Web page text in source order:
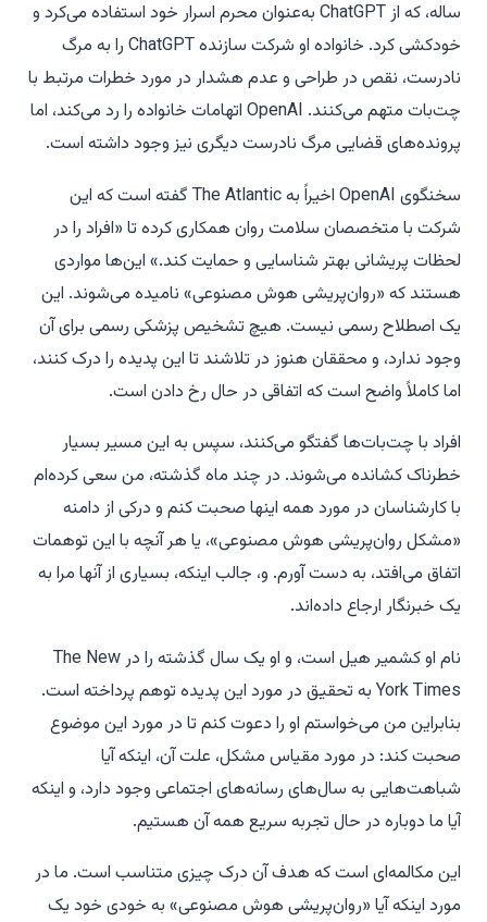
ساله، که از ChatGPT به‌عنوان محرم اسرار خود استفاده می‌کرد و
خودکشی کرد. خانواده او شرکت سازنده ChatGPT را به مرگ
نادرست، نقص در طراحی و عدم هشدار در مورد خطرات مرتبط با
چت‌بات متهم می‌کنند. OpenAI اتهامات خانواده را رد می‌کند، اما
پرونده‌های قضایی مرگ نادرست دیگری نیز وجود داشته است.
سخنگوی OpenAI اخیراً به
The Atlantic گفته است که این
شرکت با متخصصان سلامت روان همکاری کرده تا «افراد را در
لحظات پریشانی بهتر شناسایی و حمایت کند.» این‌ها مواردی
هستند که «روان‌پریشی هوش مصنوعی» نامیده می‌شوند. این
یک اصطلاح رسمی نیست. هیچ تشخیص پزشکی رسمی برای آن
وجود ندارد، و محققان هنوز در تلاشند تا این پدیده را درک کنند،
اما کاملاً واضح است که اتفاقی در حال رخ دادن است.
افراد با چت‌بات‌ها گفتگو می‌کنند، سپس به این مسیر بسیار
خطرناک کشانده می‌شوند. در چند ماه گذشته، من سعی کرده‌ام
با کارشناسان در مورد همه اینها صحبت کنم و درکی از دامنه
«مشکل روان‌پریشی هوش مصنوعی»، یا هر آنچه با این توهمات
اتفاق می‌افتد، به دست آورم. و، جالب اینکه، بسیاری از آنها مرا به
یک خبرنگار ارجاع داده‌اند.
نام او کشمیر هیل است، و او یک سال گذشته را در The New
York Times به تحقیق در مورد این پدیده توهم پرداخته است.
بنابراین من می‌خواستم او را دعوت کنم تا در مورد این موضوع
صحبت کند: در مورد مقیاس مشکل، علت آن، اینکه آیا
شباهت‌هایی به سال‌های رسانه‌های اجتماعی وجود دارد، و اینکه
آیا ما دوباره در حال تجربه سریع همه آن هستیم.
این مکالمه‌ای است که هدف آن درک چیزی متناسب است. ما در
مورد اینکه آیا «روان‌پریشی هوش مصنوعی» به خودی خود یک